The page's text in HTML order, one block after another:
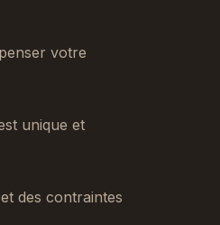
votre
unique et
des contraintes